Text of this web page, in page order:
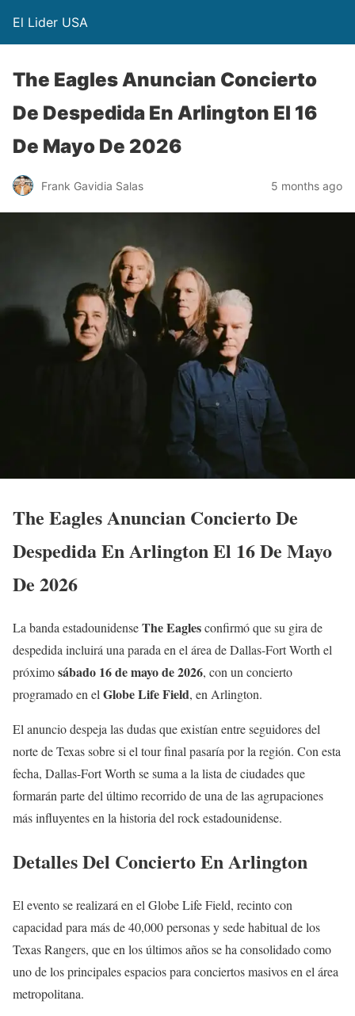
El Lider USA
The Eagles Anuncian Concierto
De Despedida En Arlington El 16
De Mayo De 2026
Frank Gavidia Salas 5 months ago
The Eagles Anuncian Concierto De
Despedida En Arlington El 16 De Mayo
De 2026
La banda estadounidenseThe Eaglesconfirmó que su gira de
despedida incluirá una parada en el área de Dallas-Fort Worth el
próximosábado 16 de mayo de 2026, con un concierto
programado en el Globe Life Field, en Arlington.
El anuncio despeja las dudas que existían entre seguidores del
norte de Texas sobre si el tour final pasaría por la región. Con esta
fecha, Dallas-Fort Worth se suma a la lista de ciudades que
formarán parte del último recorrido de una de las agrupaciones
más influyentes en la historia del rock estadounidense.
Detalles Del Concierto En Arlington
El evento se realizará en el Globe Life Field, recinto con
capacidad para más de 40,000 personas y sede habitual de los
Texas Rangers, que en los últimos años se ha consolidado como
uno de los principales espacios para conciertos masivos en el área
metropolitana.